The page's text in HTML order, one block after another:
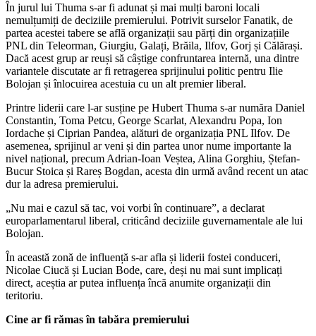
În jurul lui Thuma s-ar fi adunat și mai mulți baroni locali
nemulțumiți de deciziile premierului. Potrivit surselor Fanatik, de
partea acestei tabere se află organizații sau părți din organizațiile
PNL din Teleorman, Giurgiu, Galați, Brăila, Ilfov, Gorj și Călărași.
Dacă acest grup ar reuși să câștige confruntarea internă, una dintre
variantele discutate ar fi retragerea sprijinului politic pentru Ilie
Bolojan și înlocuirea acestuia cu un alt premier liberal.
Printre liderii care l-ar susține pe Hubert Thuma s-ar număra Daniel
Constantin, Toma Petcu, George Scarlat, Alexandru Popa, Ion
Iordache și Ciprian Pandea, alături de organizația PNL Ilfov. De
asemenea, sprijinul ar veni și din partea unor nume importante la
nivel național, precum Adrian-Ioan Veștea, Alina Gorghiu, Ștefan-
Bucur Stoica și Rareș Bogdan, acesta din urmă având recent un atac
dur la adresa premierului.
„Nu mai e cazul să tac, voi vorbi în continuare”, a declarat
europarlamentarul liberal, criticând deciziile guvernamentale ale lui
Bolojan.
În această zonă de influență s-ar afla și liderii fostei conduceri,
Nicolae Ciucă și Lucian Bode, care, deși nu mai sunt implicați
direct, aceștia ar putea influența încă anumite organizații din
teritoriu.
Cine ar fi rămas în tabăra premierului